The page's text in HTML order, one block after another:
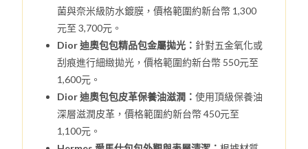
菌與奈米級防水鍍膜，價格範圍約新台幣 1,300
元至 3,700元。
Dior 迪奧包包精品包金屬拋光： 針對五金氧化或
刮痕進行細緻拋光，價格範圍約新台幣 550元至
1,600元。
Dior 迪奧包包皮革保養油滋潤：使用頂級保養油
深層滋潤皮革，價格範圍約新台幣 450元至
1,100元。